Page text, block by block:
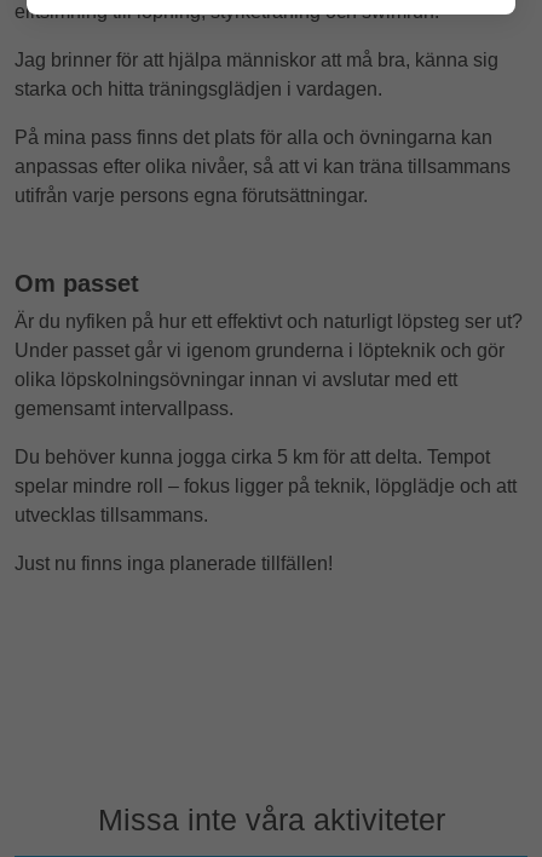
elitsimning till löpning, styrketräning och swimrun.
Jag brinner för att hjälpa människor att må bra, känna sig
starka och hitta träningsglädjen i vardagen.
På mina pass finns det plats för alla och övningarna kan
anpassas efter olika nivåer, så att vi kan träna tillsammans
utifrån varje persons egna förutsättningar.
Om passet
Är du nyfiken på hur ett effektivt och naturligt löpsteg ser ut?
Under passet går vi igenom grunderna i löpteknik och gör
olika löpskolningsövningar innan vi avslutar med ett
gemensamt intervallpass.
Du behöver kunna jogga cirka 5 km för att delta. Tempot
spelar mindre roll – fokus ligger på teknik, löpglädje och att
utvecklas tillsammans.
Just nu finns inga planerade tillfällen!
Missa inte våra aktiviteter